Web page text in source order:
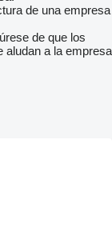
de una empresa
de que los
aludan a la empresa